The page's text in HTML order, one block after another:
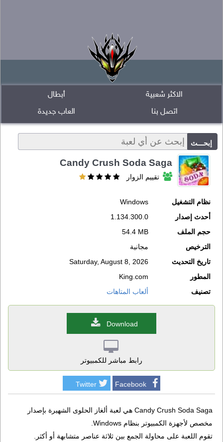
أبطال
الاكثر شعبية
العاب جديدة
اتصل بنا
Candy Crush Soda Saga
تقييم الزوار
نظام التشغيل
Windows
أحدث إصدار
1.134.300.0
حجم الملف
54.4 MB
الترخيص
مجانية
تاريخ التحديث
Saturday, August 8, 2026
المطور
King.com
تصنيف
ألعاب المتاهات
Download
رابط مباشر للكمبيوتر
Facebook
Twitter
Candy Crush Soda Saga هي لعبة ألغاز الحلوى الشهيرة بإصدار
مخصص لأجهزة الكمبيوتر بنظام Windows.
تقوم اللعبة على محاولة الجمع بين ثلاثة عناصر متشابهة أو أكثر.